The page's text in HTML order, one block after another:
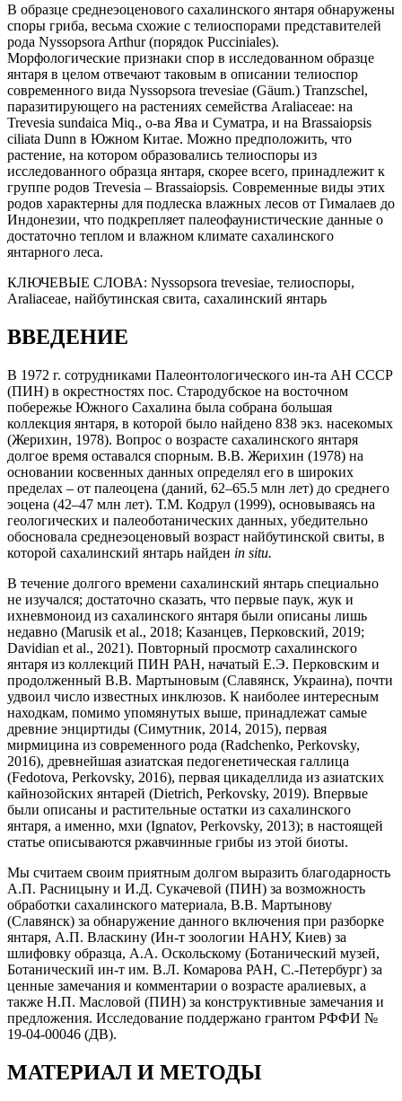
В образце среднеэоценового сахалинского янтаря обнаружены
споры гриба, весьма схожие с телиоспорами представителей
рода Nyssopsora Arthur (порядок Pucciniales).
Морфологические признаки спор в исследованном образце
янтаря в целом отвечают таковым в описании телиоспор
современного вида Nyssopsora trevesiae (Gäum.) Tranzschel,
паразитирующего на растениях семейства Araliaceae: на
Trevesia sundaica Miq., о-ва Ява и Суматра, и на Brassaiopsis
ciliata Dunn в Южном Китае. Можно предположить, что
растение, на котором образовались телиоспоры из
исследованного образца янтаря, скорее всего, принадлежит к
группе родов Trevesia – Brassaiopsis. Современные виды этих
родов характерны для подлеска влажных лесов от Гималаев до
Индонезии, что подкрепляет палеофаунистические данные о
достаточно теплом и влажном климате сахалинского
янтарного леса.
КЛЮЧЕВЫЕ СЛОВА: Nyssopsora trevesiae, телиоспоры,
Araliaceae, найбутинская свита, сахалинский янтарь
ВВЕДЕНИЕ
В 1972 г. сотрудниками Палеонтологического ин-та АН СССР
(ПИН) в окрестностях пос. Стародубское на восточном
побережье Южного Сахалина была собрана большая
коллекция янтаря, в которой было найдено 838 экз. насекомых
(Жерихин, 1978). Вопрос о возрасте сахалинского янтаря
долгое время оставался спорным. В.В. Жерихин (1978) на
основании косвенных данных определял его в широких
пределах – от палеоцена (даний, 62–65.5 млн лет) до среднего
эоцена (42–47 млн лет). Т.М. Кодрул (1999), основываясь на
геологических и палеоботанических данных, убедительно
обосновала среднеэоценовый возраст найбутинской свиты, в
которой сахалинский янтарь найден in situ.
В течение долгого времени сахалинский янтарь специально
не изучался; достаточно сказать, что первые паук, жук и
ихневмоноид из сахалинского янтаря были описаны лишь
недавно (Marusik et al., 2018; Казанцев, Перковский, 2019;
Davidian et al., 2021). Повторный просмотр сахалинского
янтаря из коллекций ПИН РАН, начатый Е.Э. Перковским и
продолженный В.В. Мартыновым (Славянск, Украина), почти
удвоил число известных инклюзов. К наиболее интересным
находкам, помимо упомянутых выше, принадлежат самые
древние энциртиды (Симутник, 2014, 2015), первая
мирмицина из современного рода (Radchenko, Perkovsky,
2016), древнейшая азиатская педогенетическая галлица
(Fedotova, Perkovsky, 2016), первая цикаделлида из азиатских
кайнозойских янтарей (Dietrich, Perkovsky, 2019). Впервые
были описаны и растительные остатки из сахалинского
янтаря, а именно, мхи (Ignatov, Perkovsky, 2013); в настоящей
статье описываются ржавчинные грибы из этой биоты.
Мы считаем своим приятным долгом выразить благодарность
А.П. Расницыну и И.Д. Сукачевой (ПИН) за возможность
обработки сахалинского материала, В.В. Мартынову
(Славянск) за обнаружение данного включения при разборке
янтаря, А.П. Власкину (Ин-т зоологии НАНУ, Киев) за
шлифовку образца, А.А. Оскольскому (Ботанический музей,
Ботанический ин-т им. В.Л. Комарова РАН, С.-Петербург) за
ценные замечания и комментарии о возрасте аралиевых, а
также Н.П. Масловой (ПИН) за конструктивные замечания и
предложения. Исследование поддержано грантом РФФИ №
19-04-00046 (ДВ).
МАТЕРИАЛ И МЕТОДЫ